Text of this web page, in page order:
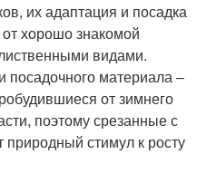
их адаптация и посадка
хорошо знакомой
видами.
посадочного материала –
от зимнего
поэтому срезанные с
природный стимул к росту